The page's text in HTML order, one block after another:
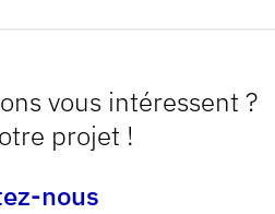
vous intéressent ?
projet !
nous